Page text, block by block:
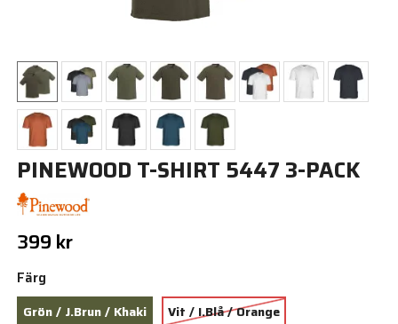
PINEWOOD T-SHIRT 5447 3-PACK
399 kr
Färg
Grön / J.Brun / Khaki
Vit / I.Blå / Orange